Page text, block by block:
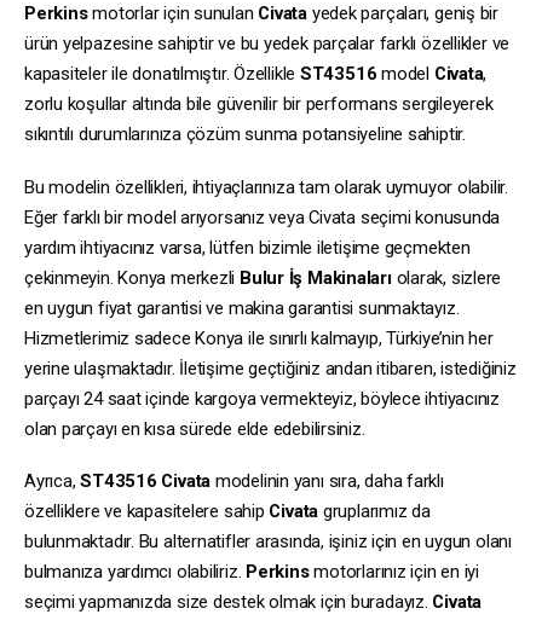
Perkinsmotorlar için sunulan Civata yedek parçaları, geniş bir
ürün yelpazesine sahiptir ve bu yedek parçalar farklı özellikler ve
kapasiteler ile donatılmıştır. Özellikle ST43516 model Civata,
zorlu koşullar altında bile güvenilir bir performans sergileyerek
sıkıntılı durumlarınıza çözüm sunma potansiyeline sahiptir.
Bu modelin özellikleri, ihtiyaçlarınıza tam olarak uymuyor olabilir.
Eğer farklı bir model arıyorsanız veya Civata seçimi konusunda
yardım ihtiyacınız varsa, lütfen bizimle iletişime geçmekten
çekinmeyin. Konya merkezli Bulur İş Makinalarıolarak, sizlere
en uygun fiyat garantisi ve makina garantisi sunmaktayız.
Hizmetlerimiz sadece Konya ile sınırlı kalmayıp, Türkiye’nin her
yerine ulaşmaktadır. İletişime geçtiğiniz andan itibaren, istediğiniz
parçayı 24 saat içinde kargoya vermekteyiz, böylece ihtiyacınız
olan parçayı en kısa sürede elde edebilirsiniz.
Ayrıca,ST43516 Civata modelinin yanı sıra, daha farklı
özelliklere ve kapasitelere sahip Civata gruplarımız da
bulunmaktadır. Bu alternatifler arasında, işiniz için en uygun olanı
bulmanıza yardımcı olabiliriz. Perkinsmotorlarınız için en iyi
seçimi yapmanızda size destek olmak için buradayız. Civata